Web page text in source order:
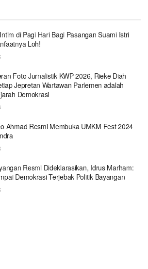
di Pagi Hari Bagi Pasangan Suami Istri
Loh!
Foto Jurnalistik KWP 2026, Rieke Diah
Jepretan Wartawan Parlemen adalah
Demokrasi
Ahmad Resmi Membuka UMKM Fest 2024
Resmi Dideklarasikan, Idrus Marham:
Demokrasi Terjebak Politik Bayangan